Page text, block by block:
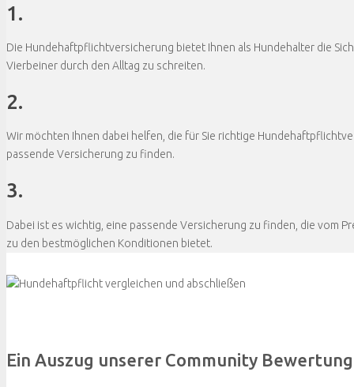
1.
Die Hundehaftpflichtversicherung bietet Ihnen als Hundehalter die
Vierbeiner durch den Alltag zu schreiten.
2.
Wir möchten Ihnen dabei helfen, die für Sie richtige
passende Versicherung zu finden.
3.
Dabei ist es wichtig, eine passende Versicherung zu finden, die vom
zu den bestmöglichen Konditionen bietet.
Ein Auszug unserer Community